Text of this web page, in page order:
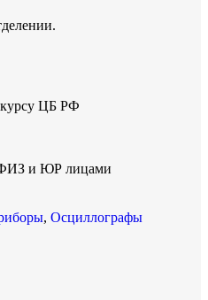
ЦБ РФ
ФИЗ и ЮР лицами
, Осциллографы